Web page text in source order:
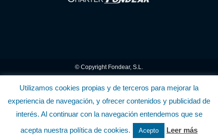
© Copyright Fondear, S.L.
Aunque se consideran exactas, declinamos toda responsabilidad sobre la
información y precios inscritos. Estas informaciones no son contractuales.
Política de privacidad y cookies .........................-......................... Política de utilización
Utilizamos cookies propias y de terceros para mejorar la
experiencia de navegación, y ofrecer contenidos y publicidad de
interés. Al continuar con la navegación entendemos que se
acepta nuestra política de cookies.
Acepto Leer más